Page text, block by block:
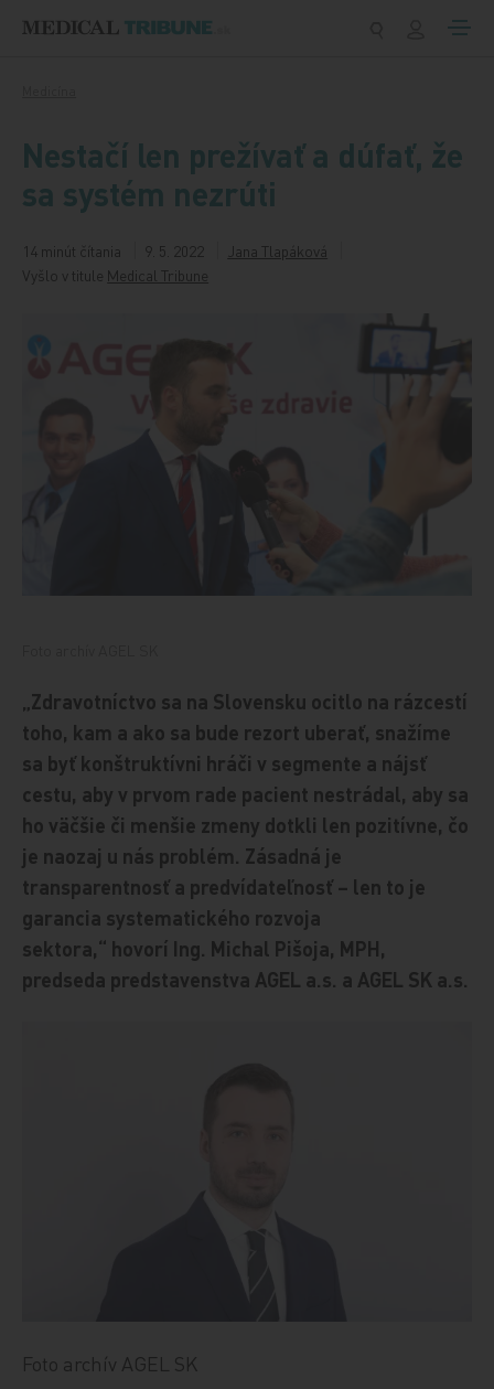
Nestačí len prežívať a dúfať, že
sa systém nezrúti
14 minút čítania 9. 5. 2022
Jana Tlapáková
Vyšlo v titule Medical Tribune
„Zdravotníctvo sa na Slovensku ocitlo na rázcestí
toho, kam a ako sa bude rezort uberať, snažíme
sa byť konštruktívni hráči v segmente a nájsť
cestu, aby v prvom rade pacient nestrádal, aby sa
ho väčšie či menšie zmeny dotkli len pozitívne, čo
je naozaj u nás problém. Zásadná je
transparentnosť a predvídateľnosť – len to je
garancia systematického rozvoja
sektora,“ hovorí Ing. Michal Pišoja, MPH,
predseda predstavenstva AGEL a.s. a AGEL SK a.s.
Foto archív AGEL SK